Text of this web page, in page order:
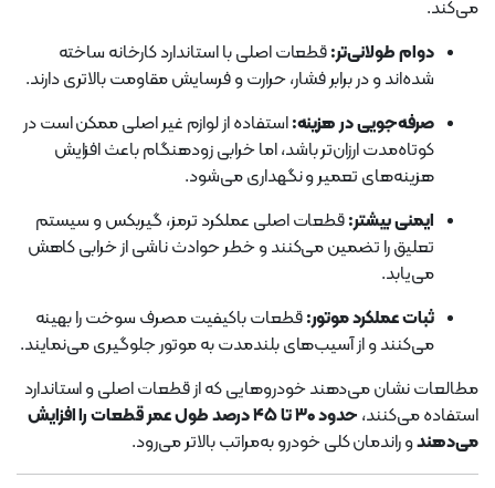
می‌کند.
دوام طولانی‌تر:قطعات اصلی با استاندارد کارخانه ساخته
شده‌اند و در برابر فشار، حرارت و فرسایش مقاومت بالاتری دارند.
صرفه‌جویی در هزینه:استفاده از لوازم غیر اصلی ممکن است در
کوتاه‌مدت ارزان‌تر باشد، اما خرابی زودهنگام باعث افزایش
هزینه‌های تعمیر و نگهداری می‌شود.
ایمنی بیشتر:قطعات اصلی عملکرد ترمز، گیربکس و سیستم
تعلیق را تضمین می‌کنند و خطر حوادث ناشی از خرابی کاهش
می‌یابد.
ثبات عملکرد موتور:قطعات باکیفیت مصرف سوخت را بهینه
می‌کنند و از آسیب‌های بلندمدت به موتور جلوگیری می‌نمایند.
مطالعات نشان می‌دهند خودروهایی که از قطعات اصلی و استاندارد
استفاده می‌کنند،
حدود ۳۰ تا ۴۵ درصد طول عمر قطعات را افزایش
می‌دهندو راندمان کلی خودرو به‌مراتب بالاتر می‌رود.